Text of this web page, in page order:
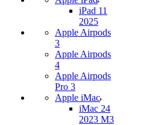
iPad 11
2025
Apple Airpods
3
Apple Airpods
4
Apple Airpods
Pro 3
Apple iMac
iMac 24
2023 M3